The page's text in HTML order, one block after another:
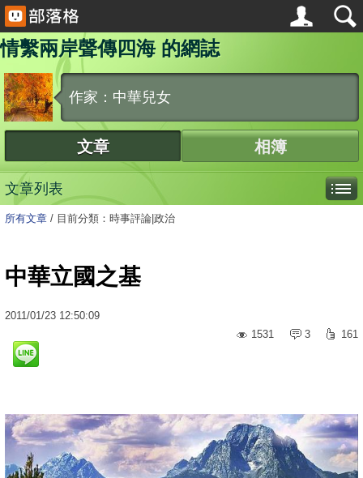
情繫兩岸聲傳四海 的網誌
作家：中華兒女
文章 相簿
文章列表
所有文章 / 目前分類：時事評論|政治
中華立國之基
2011/01/23 12:50:09
1531
3 161